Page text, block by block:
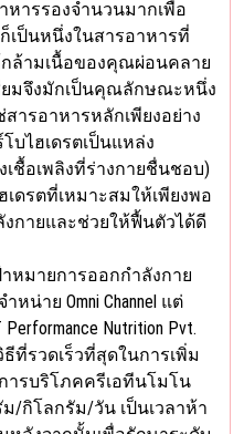
ารรองจำนวนมากเพื่อ
เป็นหนึ่งในสารอาหารที่
ล้ามเนื้อของคุณผ่อนคลาย
ยมจึงมักเป็นคุณลักษณะหนึ่ง
ารอาหารหลักเพียงอย่าง
บไฮเดรตเป็นแหล่ง
ชื้อเพลิงที่ร่างกายชื่นชอบ)
ดรตที่เหมาะสมให้เพียงพอ
กายและช่วยให้ฟื้นตัวได้ดี
หมายการออกกำลังกาย
น่าย Omni Channel แต่
Nutrition Pvt.
ธีที่รวดเร็วที่สุดในการเพิ่ม
ารบริโภคครีเอทีนโมโน
ม/กิโลกรัม/วัน เป็นเวลาห้า